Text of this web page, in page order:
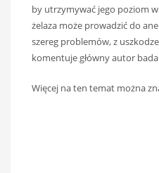
by utrzymywać jego poziom
żelaza może prowadzić do
szereg problemów, z
komentuje główny autor
Więcej na ten temat można